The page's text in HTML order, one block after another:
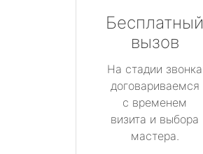
Бесплатный
вызов
На стадии звонка
договариваемся
с временем
визита и выбора
мастера.